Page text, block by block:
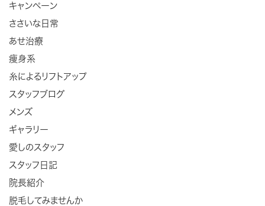
キャンペーン
ささいな日常
あせ治療
痩身系
糸によるリフトアップ
スタッフブログ
メンズ
ギャラリー
愛しのスタッフ
スタッフ日記
院長紹介
脱毛してみませんか